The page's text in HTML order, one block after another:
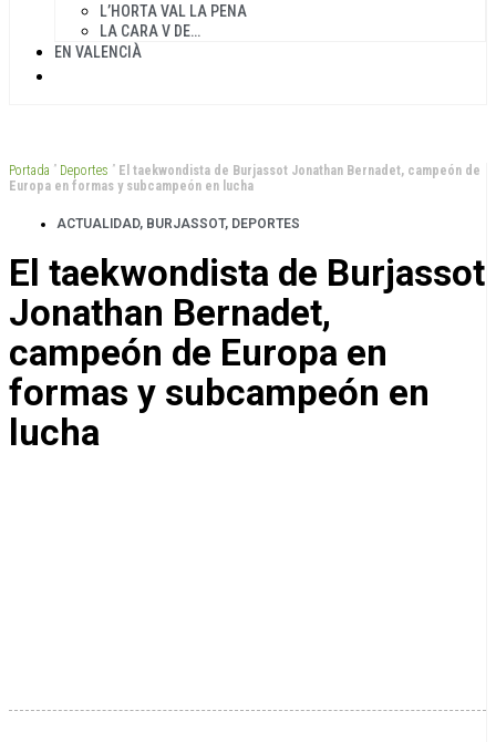
L’HORTA VAL LA PENA
LA CARA V DE…
EN VALENCIÀ
Portada ” Deportes ” El taekwondista de Burjassot Jonathan Bernadet, campeón de
Europa en formas y subcampeón en lucha
ACTUALIDAD, BURJASSOT, DEPORTES
El taekwondista de Burjassot
Jonathan Bernadet,
campeón de Europa en
formas y subcampeón en
lucha